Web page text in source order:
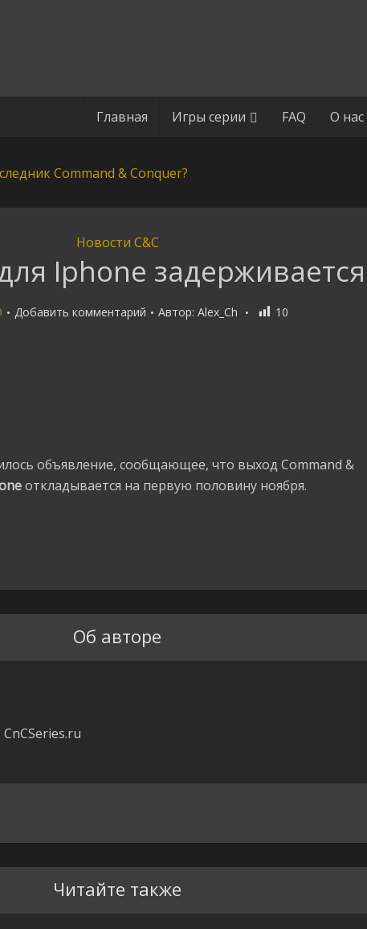
Главная Игры серии FAQ О нас
Новости C&C
Iphone задерживается
Добавить комментарий Автор: Alex_Ch 10
объявление, сообщающее, что выход Command &
откладывается на первую половину ноября.
Об авторе
Читайте также